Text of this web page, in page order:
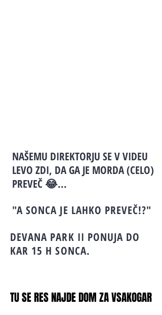
NAŠEMU DIREKTORJU SE V VIDEU
LEVO ZDI, DA GA JE MORDA (CELO)
PREVEČ 😂...
"A SONCA JE LAHKO PREVEČ!?"
DEVANA PARK II PONUJA DO
KAR 15 H SONCA.
TU SE RES NAJDE DOM ZA VSAKOGAR
TU SE RES NAJDE DOM ZA VSAKOGAR